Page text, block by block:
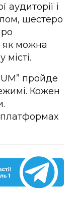
аудиторії і
шестеро
як можна
місті.
пройде
Кожен